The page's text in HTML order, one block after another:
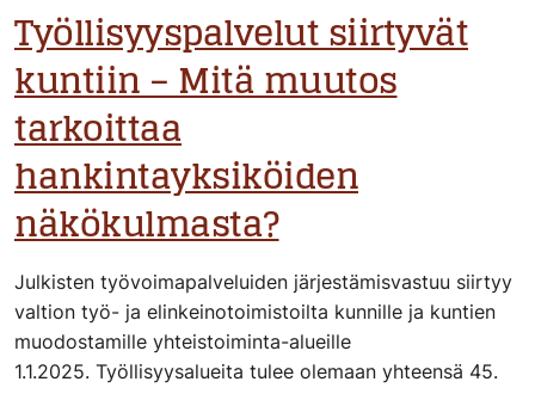
Työllisyyspalvelut siirtyvät
kuntiin – Mitä muutos
tarkoittaa
hankintayksiköiden
näkökulmasta?
Julkisten työvoimapalveluiden järjestämisvastuu siirtyy
valtion työ- ja elinkeinotoimistoilta kunnille ja kuntien
muodostamille yhteistoiminta-alueille
1.1.2025. Työllisyysalueita tulee olemaan yhteensä 45.